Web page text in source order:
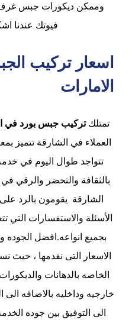
وممكن ديكورات جبس
فيوتك عندنا
اسعار تركيب
الامارات
تمتلكتركيب جبس بورد في
العملاء في الشارقة تتميز
تتواجد طوال اليوم في
بالثقافة والتحضر والرقي
الشارقة يقومون بالرد على
الأسئلة والاستفسارات التي
بجميع انواعه.افضل الجوده
الاسعار التى نقدمها ، حيث
الخاصه بالدهانات
خارجيه وداخليه بالاضافه
الى التوفيق بين جوده